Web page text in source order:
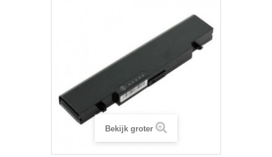
Bekijk groter